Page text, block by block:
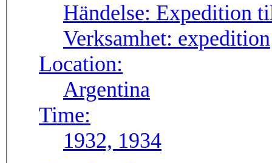
Händelse: Expedition
Verksamhet: expedition
Location:
Argentina
Time:
1932, 1934